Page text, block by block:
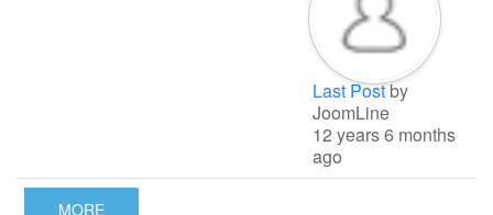
MORE
Last Postby
JoomLine
12 years 6 months
ago